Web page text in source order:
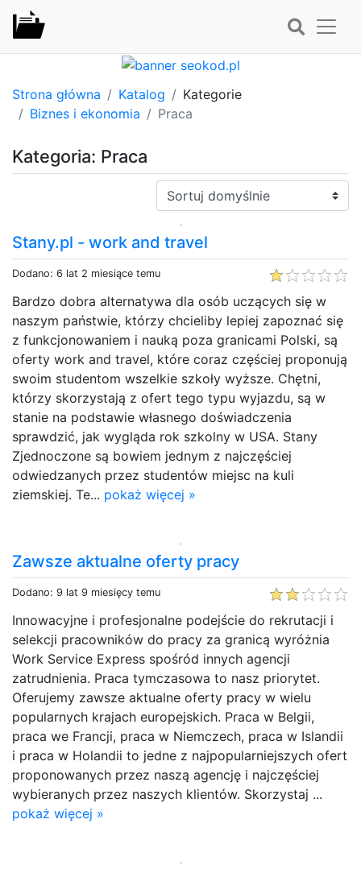
Strona główna Katalog
Kategorie
Biznes i ekonomia
Praca
Kategoria: Praca
Sortuj:
Stany.pl - work and travel
Dodano: 6 lat 2 miesiące temu
Bardzo dobra alternatywa dla osób uczących się w
naszym państwie, którzy chcieliby lepiej zapoznać się
z funkcjonowaniem i nauką poza granicami Polski, są
oferty work and travel, które coraz częściej proponują
swoim studentom wszelkie szkoły wyższe. Chętni,
którzy skorzystają z ofert tego typu wyjazdu, są w
stanie na podstawie własnego doświadczenia
sprawdzić, jak wygląda rok szkolny w USA. Stany
Zjednoczone są bowiem jednym z najczęściej
odwiedzanych przez studentów miejsc na kuli
ziemskiej. Te... pokaż więcej »
Zawsze aktualne oferty pracy
Dodano: 9 lat 9 miesięcy temu
Innowacyjne i profesjonalne podejście do rekrutacji i
selekcji pracowników do pracy za granicą wyróżnia
Work Service Express spośród innych agencji
zatrudnienia. Praca tymczasowa to nasz priorytet.
Oferujemy zawsze aktualne oferty pracy w wielu
popularnych krajach europejskich. Praca w Belgii,
praca we Francji, praca w Niemczech, praca w Islandii
i praca w Holandii to jedne z najpopularniejszych ofert
proponowanych przez naszą agencję i najczęściej
wybieranych przez naszych klientów. Skorzystaj ...
pokaż więcej »